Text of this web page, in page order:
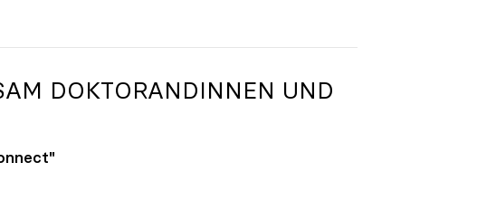
DOKTORANDINNEN UND